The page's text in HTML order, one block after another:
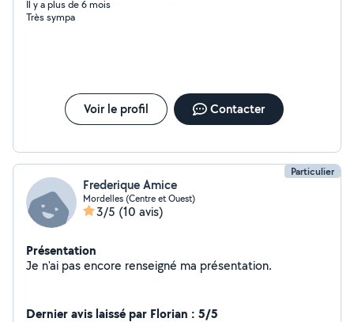
Il y a plus de 6 mois
Très sympa
Voir le profil Contacter
Particulier
Frederique Amice
Mordelles (Centre et Ouest)
3/5 (10 avis)
Présentation
Je n'ai pas encore renseigné ma présentation.
Dernier avis laissé par Florian : 5/5